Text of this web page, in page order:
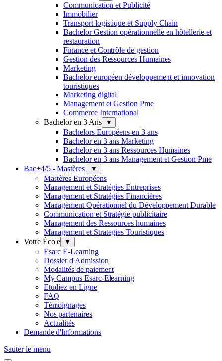
Communication et Publicité
Immobilier
Transport logistique et Supply Chain
Bachelor Gestion opérationnelle en hôtellerie et
restauration
Finance et Contrôle de gestion
Gestion des Ressources Humaines
Marketing
Bachelor européen développement et innovation
touristiques
Marketing digital
Management et Gestion Pme
Commerce International
Bachelor en 3 Ans
▼
Bachelors Européens en 3 ans
Bachelor en 3 ans Marketing
Bachelor en 3 ans Ressources Humaines
Bachelor en 3 ans Management et Gestion Pme
Bac+4/5 - Mastères
▼
Mastères Européens
Management et Stratégies Entreprises
Management et Stratégies Financières
Management Opérationnel du Développement Durable
Communication et Stratégie publicitaire
Management des Ressources humaines
Management et Strategies Touristiques
Votre École
▼
Esarc E-Learning
Dossier d'Admission
Modalités de paiement
My Campus Esarc-Elearning
Etudiez en Ligne
FAQ
Témoignages
Nos partenaires
Actualités
Demande d'Informations
Sauter le menu